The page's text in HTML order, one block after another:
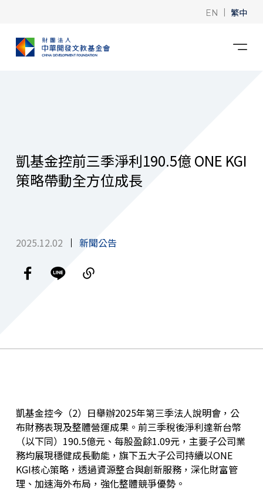
EN | 繁中
凱基金控前三季淨利190.5億 ONE KGI
策略帶動全方位成長
2025.12.02 新聞公告
凱基金控今（2）日舉辦2025年第三季法人說明會，公
布財務表現及整體營運成果。前三季稅後淨利達新台幣
（以下同）190.5億元、每股盈餘1.09元，主要子公司業
務均展現穩健成長動能，旗下五大子公司持續以ONE
KGI核心策略，透過資源整合與創新服務，深化財富管
理、加速海外布局，強化整體競爭優勢。